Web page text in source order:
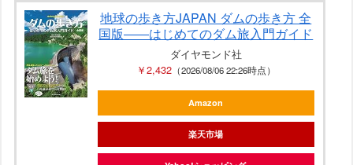
地球の歩き方JAPAN ダムの歩き方 全
国版――はじめてのダム旅入門ガイド
ダイヤモンド社
￥2,432（2026/08/06 22:26時点）
Amazon
楽天市場